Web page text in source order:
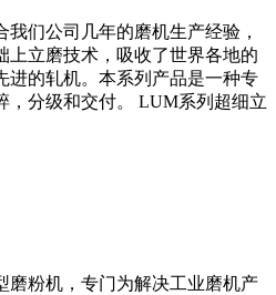
我们公司几年的磨机生产经验，
上立磨技术，吸收了世界各地的
进的轧机。本系列产品是一种专
，分级和交付。 LUM系列超细立
磨粉机，专门为解决工业磨机产